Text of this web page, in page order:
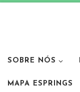
SOBRE NÓS
MAPA ESPRINGS